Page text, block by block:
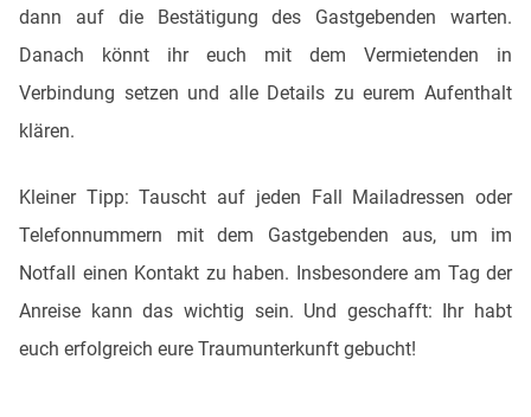
dann auf die Bestätigung des Gastgebenden warten.
Danach könnt ihr euch mit dem Vermietenden in
Verbindung setzen und alle Details zu eurem Aufenthalt
klären.
Kleiner Tipp: Tauscht auf jeden Fall Mailadressen oder
Telefonnummern mit dem Gastgebenden aus, um im
Notfall einen Kontakt zu haben. Insbesondere am Tag der
Anreise kann das wichtig sein. Und geschafft: Ihr habt
euch erfolgreich eure Traumunterkunft gebucht!